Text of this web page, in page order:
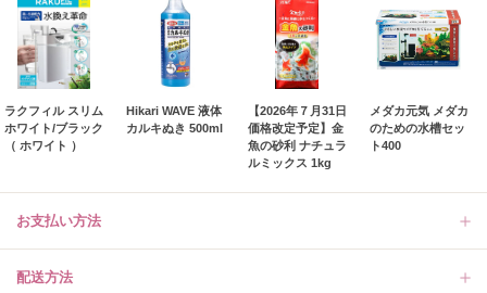
ラクフィル スリム
ホワイト/ブラック
（ ホワイト ）
Hikari WAVE 液体
カルキぬき 500ml
【2026年７月31日
価格改定予定】金
魚の砂利 ナチュラ
ルミックス 1kg
メダカ元気 メダカ
のための水槽セッ
ト400
お支払い方法
配送方法